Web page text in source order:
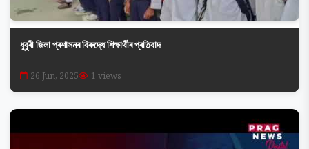
ধুবুৰী জিলা প্ৰশাসনৰ বিৰুদ্ধে শিক্ষাৰ্থীৰ প্ৰতিবাদ
26 Jun, 2025 1 views